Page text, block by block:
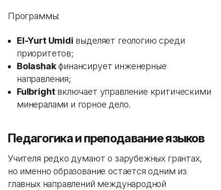
Программы:
El-Yurt Umidi выделяет геологию среди
приоритетов;
Bolashakфинансирует инженерные
направления;
Fulbrightвключает управление критическими
минералами и горное дело.
Педагогика и преподавание языков
Учителя редко думают о зарубежных грантах,
но именно образование остается одним из
главных направлений международной